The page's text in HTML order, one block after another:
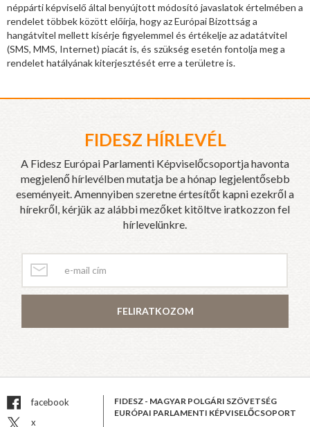
néppárti képviselő által benyújtott módosító javaslatok értelmében a
rendelet többek között előírja, hogy az Európai Bizottság a
hangátvitel mellett kísérje figyelemmel és értékelje az adatátvitel
(SMS, MMS, Internet) piacát is, és szükség esetén fontolja meg a
rendelet hatályának kiterjesztését erre a területre is.
FIDESZ HÍRLEVÉL
A Fidesz Európai Parlamenti Képviselőcsoportja havonta
megjelenő hírlevélben mutatja be a hónap legjelentősebb
eseményeit. Amennyiben szeretne értesítőt kapni ezekről a
hírekről, kérjük az alábbi mezőket kitöltve iratkozzon fel
hírlevelünkre.
FELIRATKOZOM
facebook
x
FIDESZ - MAGYAR POLGÁRI SZÖVETSÉG
EURÓPAI PARLAMENTI KÉPVISELŐCSOPORT